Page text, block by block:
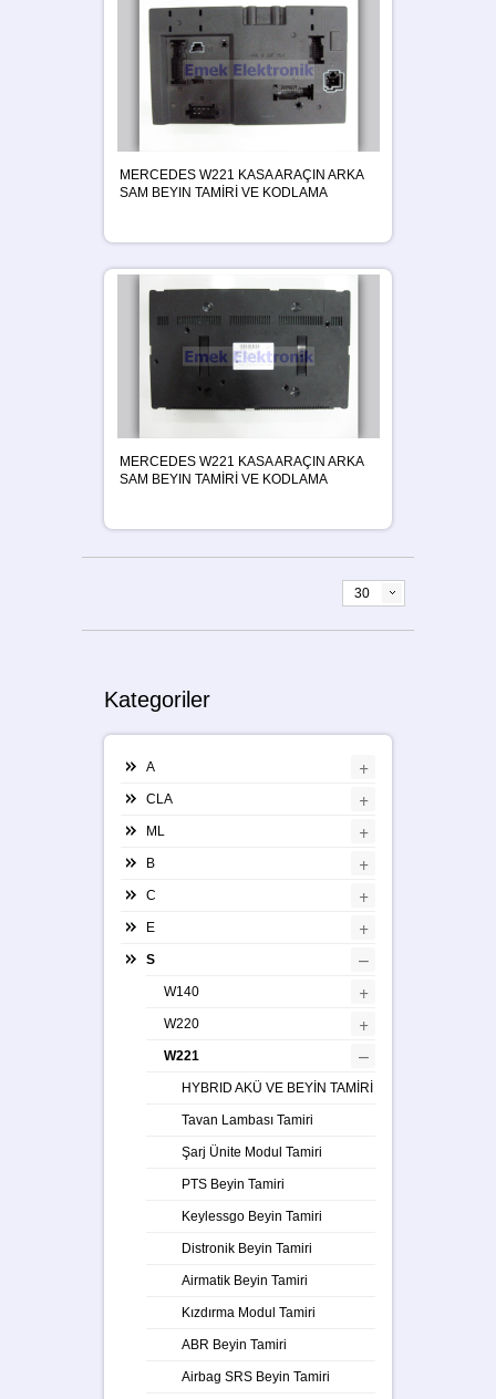
MERCEDES W221 KASA ARAÇIN ARKA
SAM BEYIN TAMİRİ VE KODLAMA
MERCEDES W221 KASA ARAÇIN ARKA
SAM BEYIN TAMİRİ VE KODLAMA
30
Kategoriler
A +
CLA +
ML +
B +
C +
E +
S –
W140 +
W220 +
W221 –
HYBRID AKÜ VE BEYİN TAMİRİ
Tavan Lambası Tamiri
Şarj Ünite Modul Tamiri
PTS Beyin Tamiri
Keylessgo Beyin Tamiri
Distronik Beyin Tamiri
Airmatik Beyin Tamiri
Kızdırma Modul Tamiri
ABR Beyin Tamiri
Airbag SRS Beyin Tamiri